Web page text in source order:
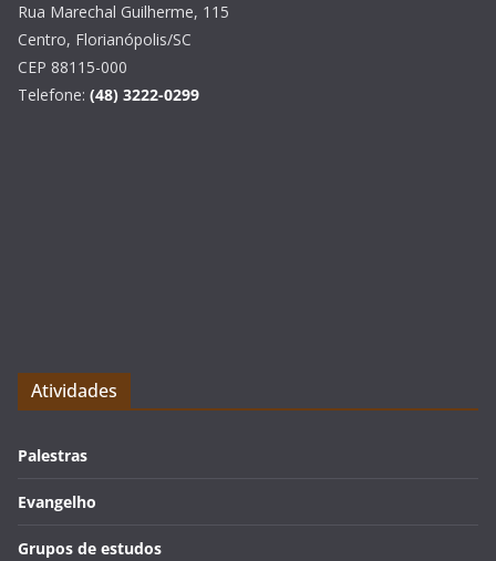
Rua Marechal Guilherme, 115
Centro, Florianópolis/SC
CEP 88115-000
Telefone: (48) 3222-0299
Atividades
Palestras
Evangelho
Grupos de estudos